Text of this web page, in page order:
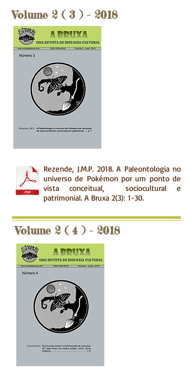
Volume 2 ( 3 ) - 2018
Rezende, J.M.P. 2018. A Paleontologia no
universo de Pokémon por um ponto de
vista conceitual, sociocultural e
patrimonial. A Bruxa 2(3): 1-30.
Volume 2 ( 4 ) - 2018